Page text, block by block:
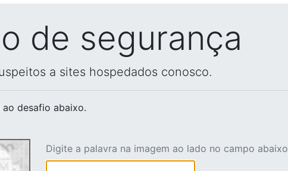
de segurança
a sites hospedados conosco.
ao desafio abaixo.
Digite a palavra na imagem ao lado no campo abaixo